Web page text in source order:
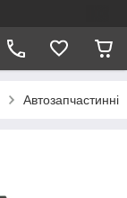
Автозапчастинні